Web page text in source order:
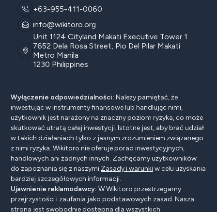
+63-955-411-0060
info@wikitoro.org
Unit 1124 Cityland Makati Executive Tower 1
7652 Dela Rosa Street, Pio Del Pilar Makati
Metro Manila
1230 Philippines
Wyłączenie odpowiedzialności: Należy pamiętać, że
inwestując w instrumenty finansowe lub handlując nimi,
użytkownik jest narażony na znaczny poziom ryzyka, co może
skutkować utratą całej inwestycji. Istotne jest, aby brać udział
w takich działaniach tylko z jasnym zrozumieniem związanego
z nimi ryzyka. Wikitoro nie oferuje porad inwestycyjnych,
handlowych ani żadnych innych. Zachęcamy użytkowników
do zapoznania się z naszymi Zasady i warunkiw celu uzyskania
bardziej szczegółowych informacji.
Ujawnienie reklamodawcy: W Wikitoro przestrzegamy
przejrzystości i zaufania jako podstawowych zasad. Nasza
strona jest swobodnie dostępna dla wszystkich